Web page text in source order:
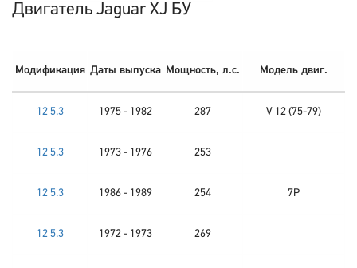
Двигатель Jaguar XJ БУ
Модификация Даты выпуска Мощность, л.с. Модель двиг.
12 5.3 1975 - 1982 287 V 12 (75-79)
12 5.3 1973 - 1976 253
12 5.3 1986 - 1989 254 7P
12 5.3 1972 - 1973 269